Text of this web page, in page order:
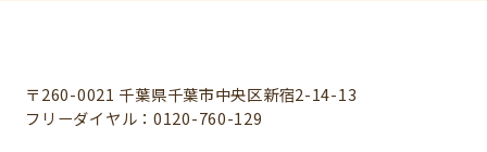
〒260-0021 千葉県千葉市中央区新宿2-14-13
フリーダイヤル：0120-760-129